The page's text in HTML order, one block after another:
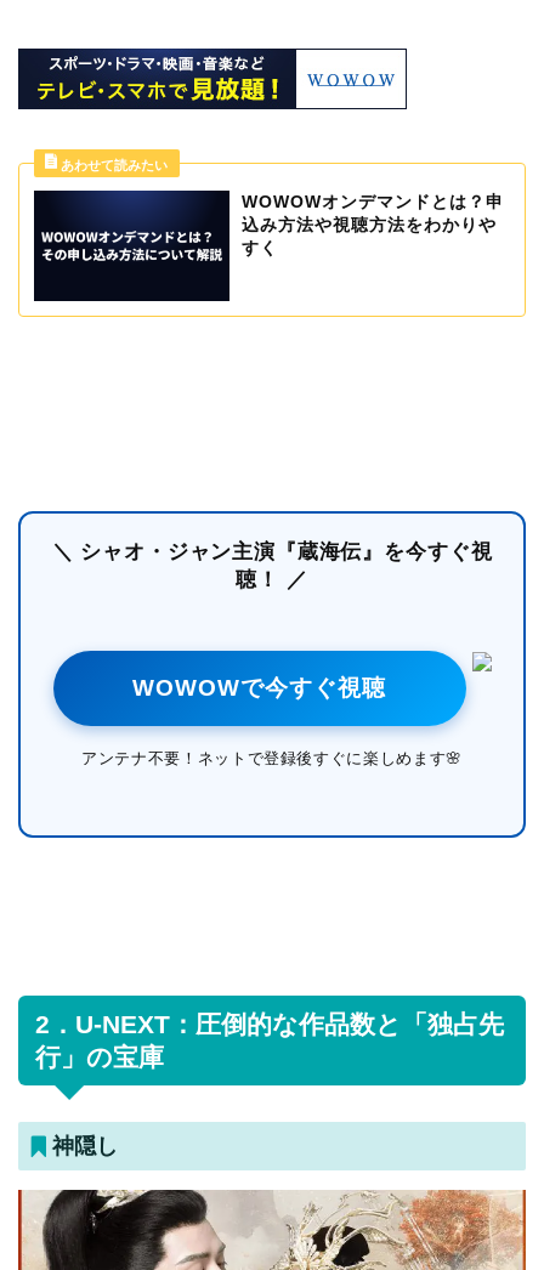
WOWOWオンデマンドとは？申
込み方法や視聴方法をわかりや
すく
＼ シャオ・ジャン主演『蔵海伝』を今すぐ視
聴！ ／
WOWOWで今すぐ視聴
アンテナ不要！ネットで登録後すぐに楽しめます🌸
2．U-NEXT：圧倒的な作品数と「独占先
行」の宝庫
神隠し